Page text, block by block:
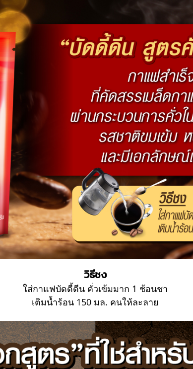
วิธีชง
ใส่กาแฟบัดดี้ดีน คั่วเข้มมาก 1 ช้อนชา
เติมน้ำร้อน 150 มล. คนให้ละลาย